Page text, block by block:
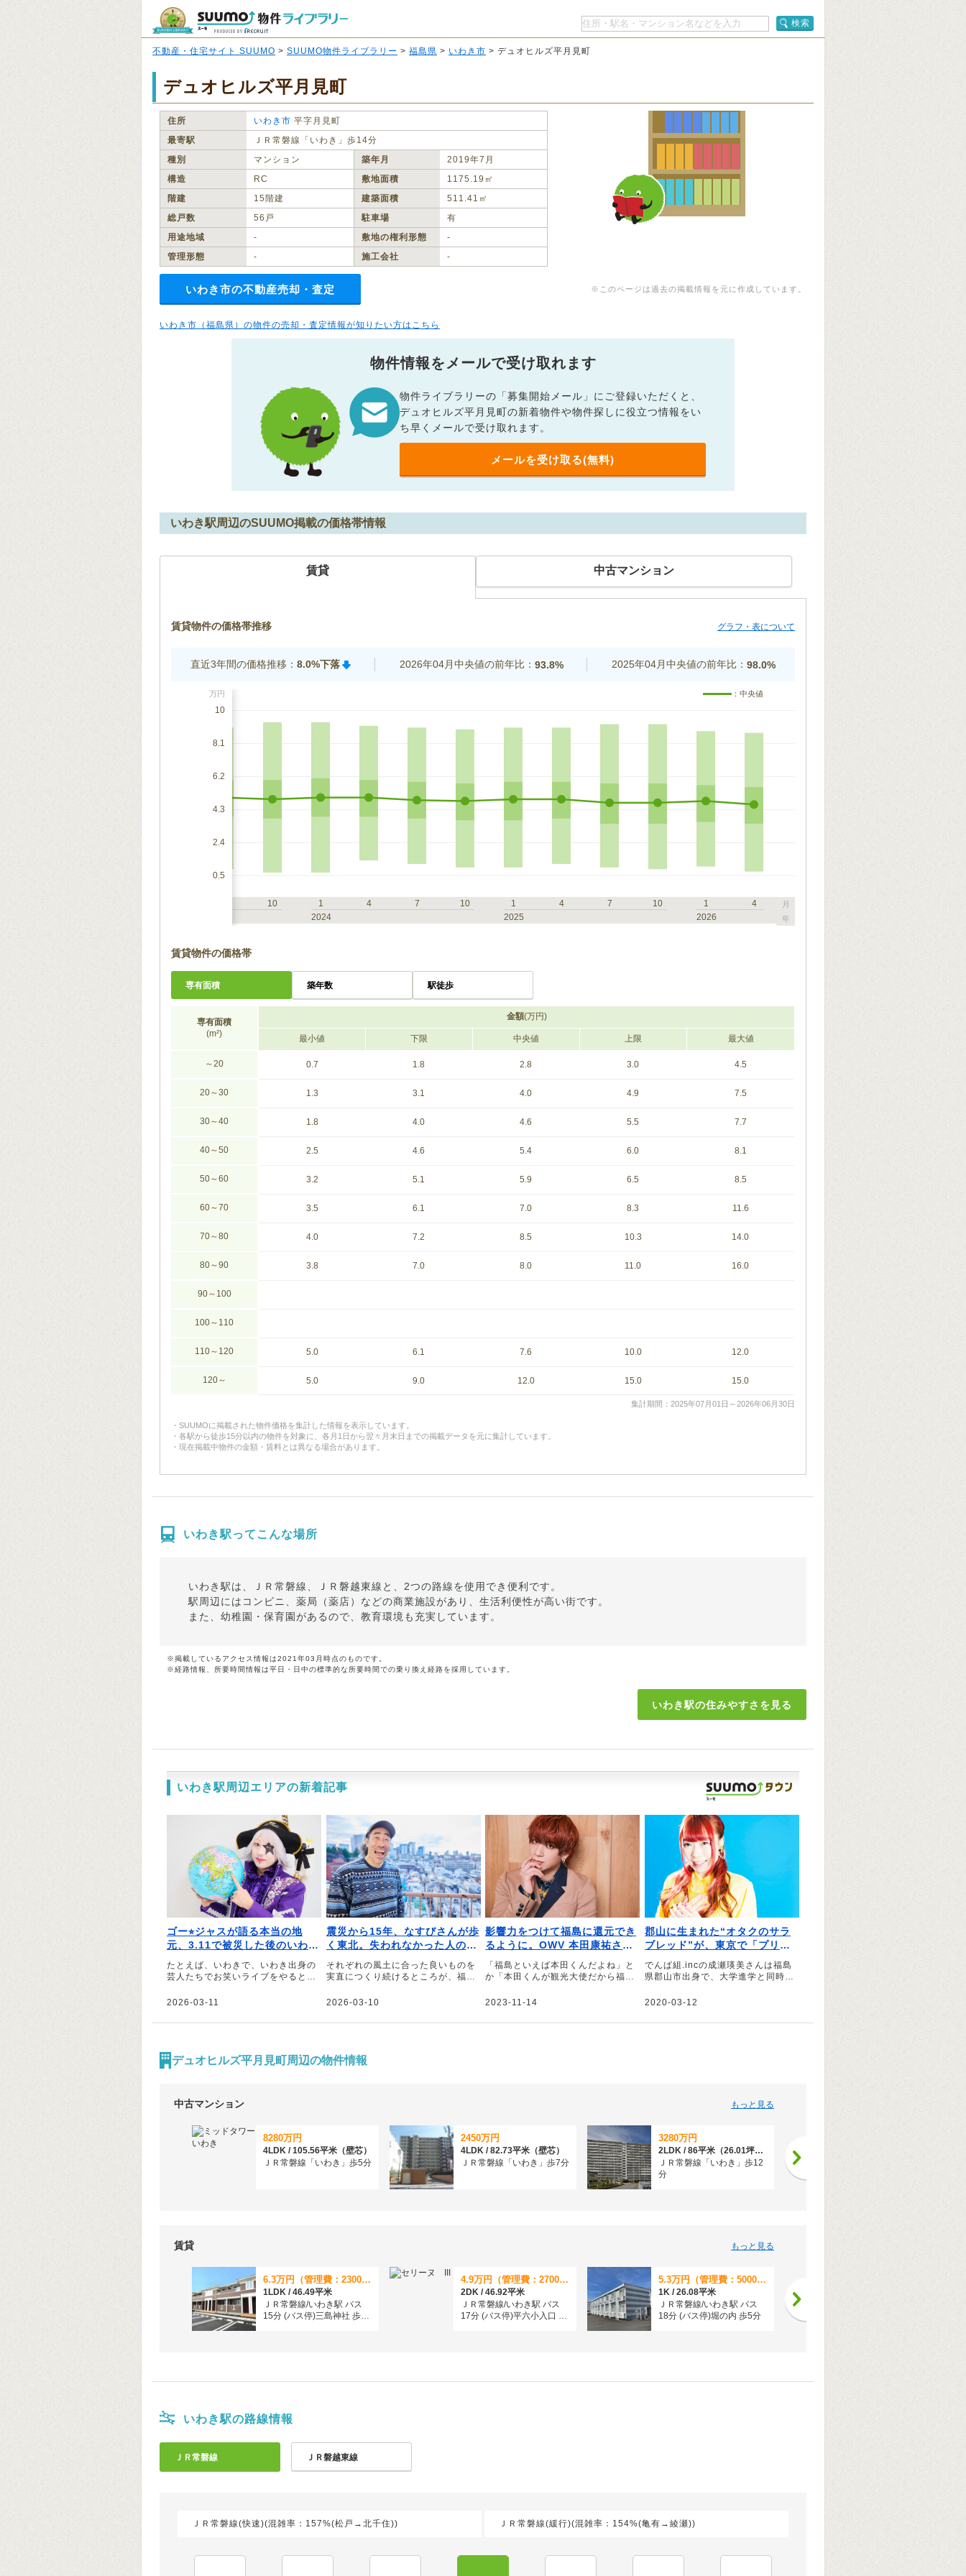
検索
不動産・住宅サイト SUUMO > SUUMO物件ライブラリー > 福島県 > いわき市 > デュオヒルズ平月見町
デュオヒルズ平月見町
住所 いわき市 平字月見町
最寄駅
ＪＲ常磐線「いわき」歩14分
種別
マンション 築年月
2019年7月
構造
RC 敷地面積
1175.19㎡
階建
15階建 建築面積
511.41㎡
総戸数
56戸 駐車場
有
用途地域
‐ 敷地の権利形態
‐
管理形態
‐ 施工会社 ‐
※このページは過去の掲載情報を元に作成しています。
いわき市の不動産売却・査定
いわき市（福島県）の物件の売却・査定情報が知りたい方はこちら
物件情報をメールで受け取れます
物件ライブラリーの「募集開始メール」にご登録いただくと、
デュオヒルズ平月見町の新着物件や物件探しに役立つ情報をい
ち早くメールで受け取れます。
メールを受け取る(無料)
いわき駅周辺のSUUMO掲載の価格帯情報
賃貸 中古マンション
賃貸物件の価格帯推移 グラフ・表について
直近3年間の価格推移： 8.0%下落 2026年04月中央値の前年比： 93.8% 2025年04月中央値の前年比： 98.0%
万円
10
8.1
6.2
4.3
2.4
0.5
：中央値
10
1 4 7
10
2024
1 4 7
10
2025
1
4
2026
月
年
賃貸物件の価格帯
専有面積 築年数 駅徒歩
専有面積
(m²)
金額(万円)
最小値 下限 中央値 上限 最大値
～20 0.7 1.8 2.8 3.0 4.5
20～30 1.3 3.1 4.0 4.9 7.5
30～40 1.8 4.0 4.6 5.5 7.7
40～50 2.5 4.6 5.4 6.0 8.1
50～60 3.2 5.1 5.9 6.5 8.5
60～70 3.5 6.1 7.0 8.3 11.6
70～80 4.0 7.2 8.5 10.3 14.0
80～90 3.8 7.0 8.0 11.0 16.0
90～100
100～110
110～120 5.0 6.1 7.6 10.0 12.0
120～ 5.0 9.0 12.0 15.0 15.0
集計期間：2025年07月01日～2026年06月30日
SUUMOに掲載された物件価格を集計した情報を表示しています。
各駅から徒歩15分以内の物件を対象に、各月1日から翌々月末日までの掲載データを元に集計しています。
現在掲載中物件の金額・賃料とは異なる場合があります。
いわき駅ってこんな場所
いわき駅は、ＪＲ常磐線、ＪＲ磐越東線と、2つの路線を使用でき便利です。
駅周辺にはコンビニ、薬局（薬店）などの商業施設があり、生活利便性が高い街です。
また、幼稚園・保育園があるので、教育環境も充実しています。
※掲載しているアクセス情報は2021年03月時点のものです。
※経路情報、所要時間情報は平日・日中の標準的な所要時間での乗り換え経路を採用しています。
いわき駅の住みやすさを見る
いわき駅周辺エリアの新着記事
ゴー⭐︎ジャスが語る本当の地
元、3.11で被災した後のいわき
たとえば、いわきで、いわき出身の
芸人たちでお笑いライブをやると、
誰もいないんです――。いわきの人
の宇宙海賊ゴー☆ジャスさん。震災
た。
2026-03-11
震災から15年、なすびさんが歩
く東北。失われなかった人の温
もりと、新たに芽吹く「街の物
語」
それぞれの風土に合った良いものを
実直につくり続けるところが、福島
話すのは、福島県福島市出身のタレ
降、地元・福島を盛り上げるために
方の魅力と活動の原動力について伺
いました。
2026-03-10
影響力をつけて福島に還元でき
るように。OWV 本田康祐さん
が地元にかける思い
「福島といえば本田くんだよね」と
か「本田くんが観光大使だから福島
になりたい――。そう話すのは、４
ーダー、本田康介さん。地元・福島
2023-11-14
郡山に生まれた“オタクのサラ
ブレッド”が、東京で「プリキ
ュア」になるまで―― でんぱ
組.inc 成瀬瑛美さん【私が育っ
でんぱ組.incの成瀬瑛美さんは福島
県郡山市出身で、大学進学と同時に
いう夢をかなえるまでの道のりを振
かけとなった秋葉原の街、そして故
2020-03-12
デュオヒルズ平月見町周辺の物件情報
中古マンション もっと見る
8280万円
4LDK / 105.56平米（壁芯）
ＪＲ常磐線「いわき」歩5分
2450万円
4LDK / 82.73平米（壁芯）
ＪＲ常磐線「いわき」歩7分
3280万円
2LDK / 86平米（26.01坪）（壁芯）
ＪＲ常磐線「いわき」歩12
分
賃貸 もっと見る
6.3万円（管理費：2300円）
1LDK / 46.49平米
ＪＲ常磐線/いわき駅 バス
15分 (バス停)三島神社 歩5
4.9万円（管理費：2700円）
2DK / 46.92平米
ＪＲ常磐線/いわき駅 バス
17分 (バス停)平六小入口 歩
5.3万円（管理費：5000円）
1K / 26.08平米
ＪＲ常磐線/いわき駅 バス
18分 (バス停)堀の内 歩5分
いわき駅の路線情報
ＪＲ常磐線 ＪＲ磐越東線
ＪＲ常磐線(快速)(混雑率：157%(松戸→北千住)) ＪＲ常磐線(緩行)(混雑率：154%(亀有→綾瀬))